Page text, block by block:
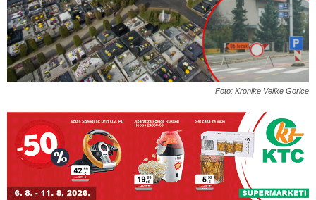
Foto: Kronike Velike Gorice